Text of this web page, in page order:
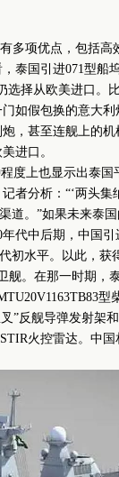
项优点，包括高
泰国引进071型船
择从欧美进口。
门如假包换的意大
，甚至连舰上的
进口。
上也显示出泰国
者分析：“‘两头集
道。”如果未来泰
代中后期，中国
初水平。以此，
舰。在那一时期，
型
”反舰导弹发射架
火控雷达。中